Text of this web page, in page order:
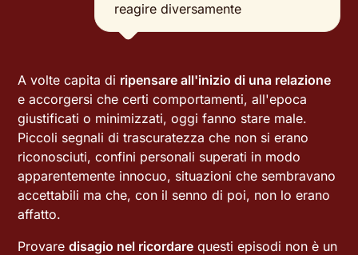
reagire diversamente
A volte capita di ripensare all'inizio di una relazione
e accorgersi che certi comportamenti, all'epoca
giustificati o minimizzati, oggi fanno stare male.
Piccoli segnali di trascuratezza che non si erano
riconosciuti, confini personali superati in modo
apparentemente innocuo, situazioni che sembravano
accettabili ma che, con il senno di poi, non lo erano
affatto.
Provaredisagio nel ricordare questi episodi non è un